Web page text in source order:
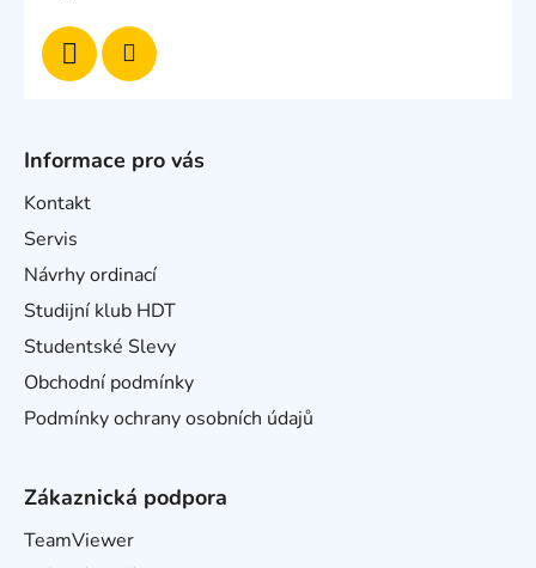
Informace pro vás
Kontakt
Servis
Návrhy ordinací
Studijní klub HDT
Studentské Slevy
Obchodní podmínky
Podmínky ochrany osobních údajů
Zákaznická podpora
TeamViewer